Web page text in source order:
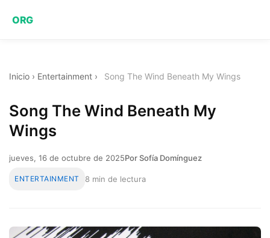
ORG
Inicio › Entertainment › Song The Wind Beneath My Wings
Song The Wind Beneath My
Wings
jueves, 16 de octubre de 2025Por Sofía Domínguez
ENTERTAINMENT 8 min de lectura